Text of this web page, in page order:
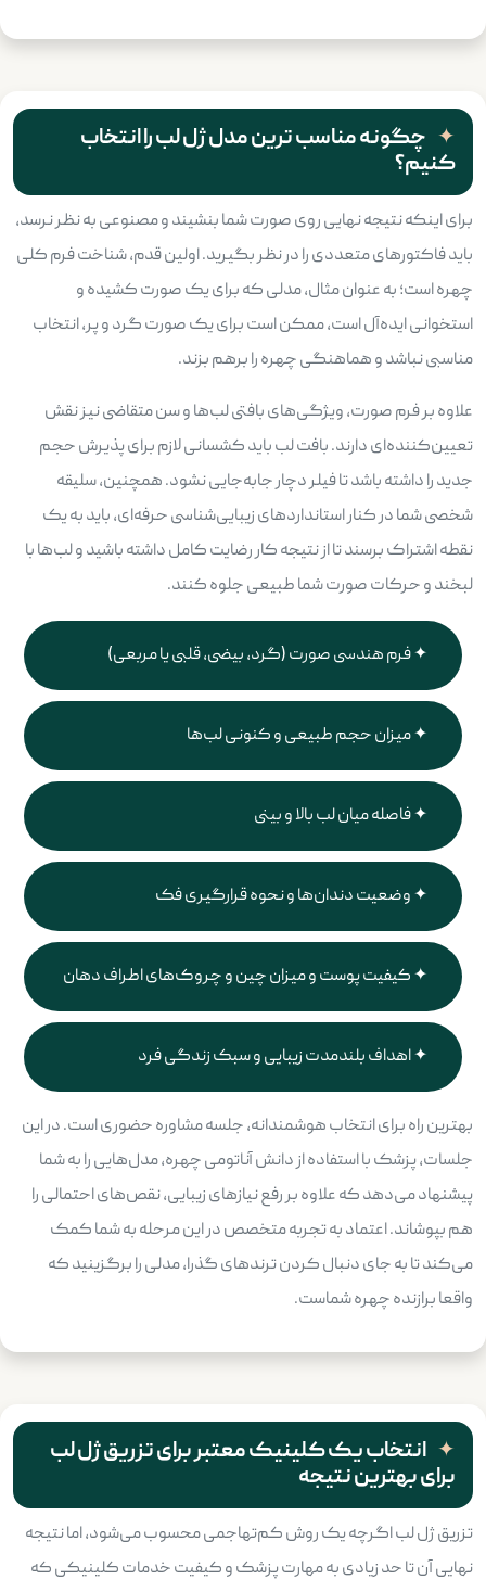
چگونه مناسب ترین مدل ژل لب را انتخاب
کنیم؟
برای اینکه نتیجه نهایی روی صورت شما بنشیند و مصنوعی به نظر نرسد،
باید فاکتورهای متعددی را در نظر بگیرید. اولین قدم، شناخت فرم کلی
چهره است؛ به عنوان مثال، مدلی که برای یک صورت کشیده و
استخوانی ایده‌آل است، ممکن است برای یک صورت گرد و پر، انتخاب
مناسبی نباشد و هماهنگی چهره را برهم بزند.
علاوه بر فرم صورت، ویژگی‌های بافتی لب‌ها و سن متقاضی نیز نقش
تعیین‌کننده‌ای دارند. بافت لب باید کشسانی لازم برای پذیرش حجم
جدید را داشته باشد تا فیلر دچار جابه‌جایی نشود. همچنین، سلیقه
شخصی شما در کنار استانداردهای زیبایی‌شناسی حرفه‌ای، باید به یک
نقطه اشتراک برسند تا از نتیجه کار رضایت کامل داشته باشید و لب‌ها با
لبخند و حرکات صورت شما طبیعی جلوه کنند.
فرم هندسی صورت (گرد، بیضی، قلبی یا مربعی)
میزان حجم طبیعی و کنونی لب‌ها
فاصله میان لب بالا و بینی
وضعیت دندان‌ها و نحوه قرارگیری فک
کیفیت پوست و میزان چین و چروک‌های اطراف دهان
اهداف بلندمدت زیبایی و سبک زندگی فرد
بهترین راه برای انتخاب هوشمندانه، جلسه مشاوره حضوری است. در این
جلسات، پزشک با استفاده از دانش آناتومی چهره، مدل‌هایی را به شما
پیشنهاد می‌دهد که علاوه بر رفع نیازهای زیبایی، نقص‌های احتمالی را
هم بپوشاند. اعتماد به تجربه متخصص در این مرحله به شما کمک
می‌کند تا به جای دنبال کردن ترندهای گذرا، مدلی را برگزینید که
واقعا برازنده چهره شماست.
انتخاب یک کلینیک معتبر برای تزریق ژل لب
برای بهترین نتیجه
تزریق ژل لب اگرچه یک روش کم‌تهاجمی محسوب می‌شود، اما نتیجه
نهایی آن تا حد زیادی به مهارت پزشک و کیفیت خدمات کلینیکی که